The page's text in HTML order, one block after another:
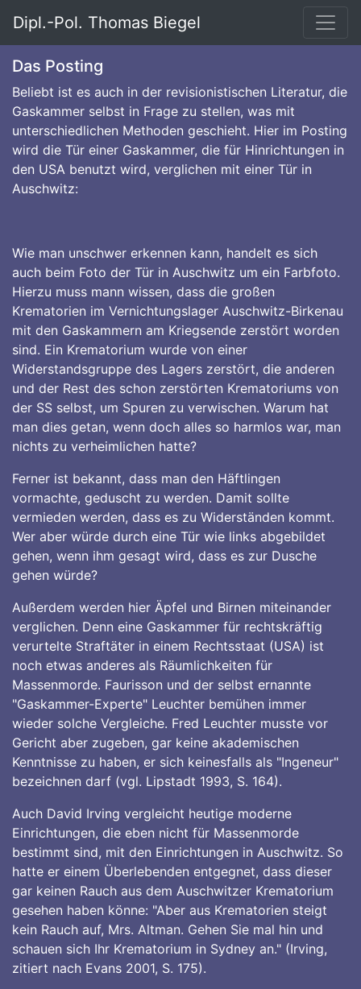
Dipl.-Pol. Thomas Biegel
Das Posting
Beliebt ist es auch in der revisionistischen Literatur, die
Gaskammer selbst in Frage zu stellen, was mit
unterschiedlichen Methoden geschieht. Hier im Posting
wird die Tür einer Gaskammer, die für Hinrichtungen in
den USA benutzt wird, verglichen mit einer Tür in
Auschwitz:
Wie man unschwer erkennen kann, handelt es sich
auch beim Foto der Tür in Auschwitz um ein Farbfoto.
Hierzu muss mann wissen, dass die großen
Krematorien im Vernichtungslager Auschwitz-Birkenau
mit den Gaskammern am Kriegsende zerstört worden
sind. Ein Krematorium wurde von einer
Widerstandsgruppe des Lagers zerstört, die anderen
und der Rest des schon zerstörten Krematoriums von
der SS selbst, um Spuren zu verwischen. Warum hat
man dies getan, wenn doch alles so harmlos war, man
nichts zu verheimlichen hatte?
Ferner ist bekannt, dass man den Häftlingen
vormachte, geduscht zu werden. Damit sollte
vermieden werden, dass es zu Widerständen kommt.
Wer aber würde durch eine Tür wie links abgebildet
gehen, wenn ihm gesagt wird, dass es zur Dusche
gehen würde?
Außerdem werden hier Äpfel und Birnen miteinander
verglichen. Denn eine Gaskammer für rechtskräftig
verurtelte Straftäter in einem Rechtsstaat (USA) ist
noch etwas anderes als Räumlichkeiten für
Massenmorde. Faurisson und der selbst ernannte
"Gaskammer-Experte" Leuchter bemühen immer
wieder solche Vergleiche. Fred Leuchter musste vor
Gericht aber zugeben, gar keine akademischen
Kenntnisse zu haben, er sich keinesfalls als "Ingeneur"
bezeichnen darf (vgl. Lipstadt 1993, S. 164).
Auch David Irving vergleicht heutige moderne
Einrichtungen, die eben nicht für Massenmorde
bestimmt sind, mit den Einrichtungen in Auschwitz. So
hatte er einem Überlebenden entgegnet, dass dieser
gar keinen Rauch aus dem Auschwitzer Krematorium
gesehen haben könne: "Aber aus Krematorien steigt
kein Rauch auf, Mrs. Altman. Gehen Sie mal hin und
schauen sich Ihr Krematorium in Sydney an." (Irving,
zitiert nach Evans 2001, S. 175).